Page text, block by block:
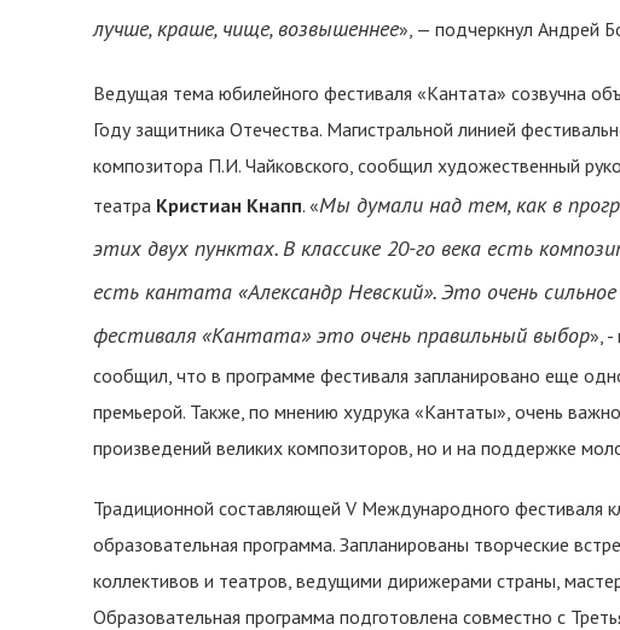
лучше, краше, чище, возвышеннее», — подчеркнул Андрей
Ведущая тема юбилейного фестиваля «Кантата» созвучна
Году защитника Отечества. Магистральной линией
композитора П.И. Чайковского, сообщил художественный
театра Кристиан Кнапп. «Мы думали над тем, как в
этих двух пунктах. В классике 20-го века есть
есть кантата «Александр Невский». Это очень
фестиваля «Кантата» это очень правильный выбор»,
сообщил, что в программе фестиваля запланировано еще
премьерой. Также, по мнению худрука «Кантаты», очень
произведений великих композиторов, но и на поддержке
Традиционной составляющей V Международного фестиваля
образовательная программа. Запланированы творческие
коллективов и театров, ведущими дирижерами страны,
Образовательная программа подготовлена совместно с